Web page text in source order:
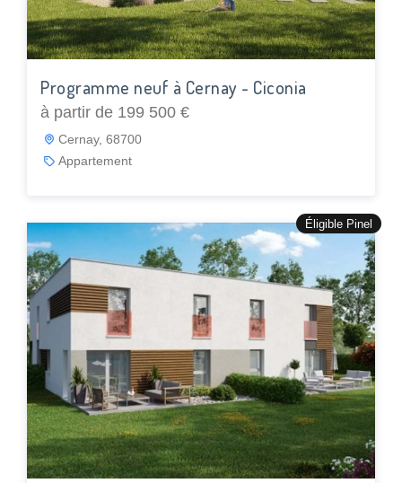
Programme neuf à Cernay - Ciconia
à partir de 199 500 €
Cernay, 68700
Appartement
Éligible Pinel